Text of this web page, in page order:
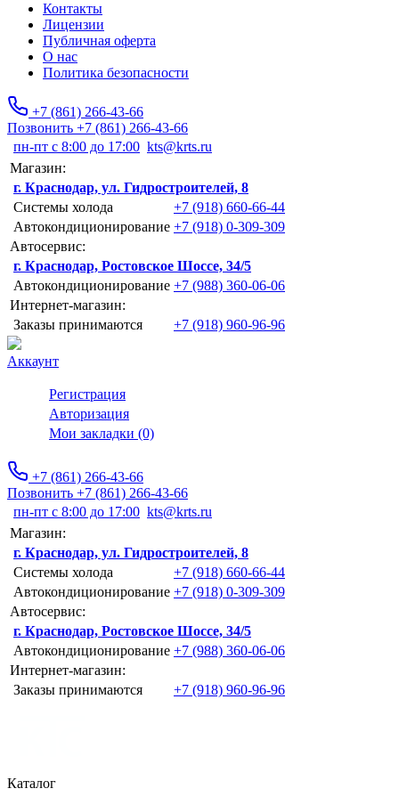
Контакты
Лицензии
Публичная оферта
О нас
Политика безопасности
+7 (861) 266-43-66
Позвонить +7 (861) 266-43-66
пн-пт с 8:00 до 17:00 kts@krts.ru
Магазин:
г. Краснодар, ул. Гидростроителей, 8
Системы холода
+7 (918) 660-66-44
Автокондиционирование +7 (918) 0-309-309
Автосервис:
г. Краснодар, Ростовское Шоссе, 34/5
Автокондиционирование +7 (988) 360-06-06
Интернет-магазин:
Заказы принимаются
+7 (918) 960-96-96
Аккаунт
Регистрация
Авторизация
Мои закладки (0)
+7 (861) 266-43-66
Позвонить +7 (861) 266-43-66
пн-пт с 8:00 до 17:00 kts@krts.ru
Магазин:
г. Краснодар, ул. Гидростроителей, 8
Системы холода
+7 (918) 660-66-44
Автокондиционирование +7 (918) 0-309-309
Автосервис:
г. Краснодар, Ростовское Шоссе, 34/5
Автокондиционирование +7 (988) 360-06-06
Интернет-магазин:
Заказы принимаются
+7 (918) 960-96-96
Каталог